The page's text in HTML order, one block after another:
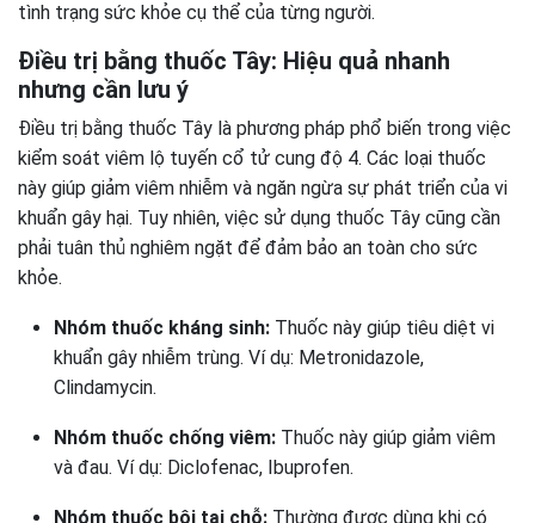
tình trạng sức khỏe cụ thể của từng người.
Điều trị bằng thuốc Tây: Hiệu quả nhanh
nhưng cần lưu ý
Điều trị bằng thuốc Tây là phương pháp phổ biến trong việc
kiểm soát viêm lộ tuyến cổ tử cung độ 4. Các loại thuốc
này giúp giảm viêm nhiễm và ngăn ngừa sự phát triển của vi
khuẩn gây hại. Tuy nhiên, việc sử dụng thuốc Tây cũng cần
phải tuân thủ nghiêm ngặt để đảm bảo an toàn cho sức
khỏe.
Nhóm thuốc kháng sinh: Thuốc này giúp tiêu diệt vi
khuẩn gây nhiễm trùng. Ví dụ: Metronidazole,
Clindamycin.
Nhóm thuốc chống viêm: Thuốc này giúp giảm viêm
và đau. Ví dụ: Diclofenac, Ibuprofen.
Nhóm thuốc bôi tại chỗ: Thường được dùng khi có